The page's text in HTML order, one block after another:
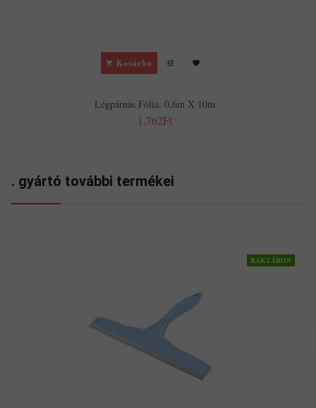
Kosárba
Légpárnás Fólia, 0,6m X 10m
1,762Ft
. gyártó további termékei
RAKTÁRON